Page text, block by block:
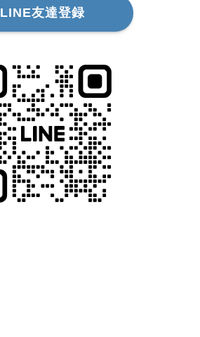
LINE友達登録